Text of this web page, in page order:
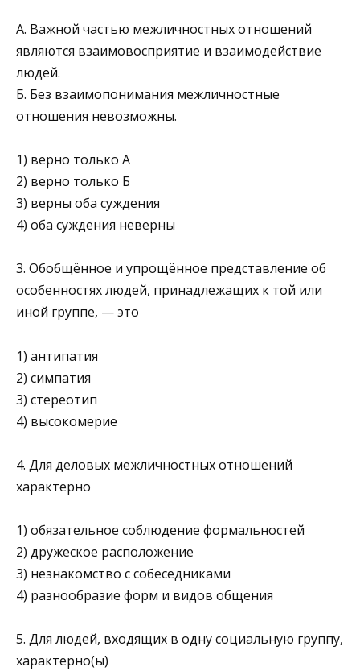
А. Важной частью межличностных отношений
являются взаимовосприятие и взаимодействие
людей.
Б. Без взаимопонимания межличностные
отношения невозможны.
1) верно только А
2) верно только Б
3) верны оба суждения
4) оба суждения неверны
3. Обобщённое и упрощённое представление об
особенностях людей, принадлежащих к той или
иной группе, — это
1) антипатия
2) симпатия
3) стереотип
4) высокомерие
4. Для деловых межличностных отношений
характерно
1) обязательное соблюдение формальностей
2) дружеское расположение
3) незнакомство с собеседниками
4) разнообразие форм и видов общения
5. Для людей, входящих в одну социальную группу,
характерно(ы)